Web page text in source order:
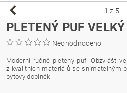
1 z 5
PLETENÝ PUF
Neohodnoceno
Moderní ručně pletený puf. Obzvlášť
z kvalitních materiálů se snímatelným
bytový doplněk.